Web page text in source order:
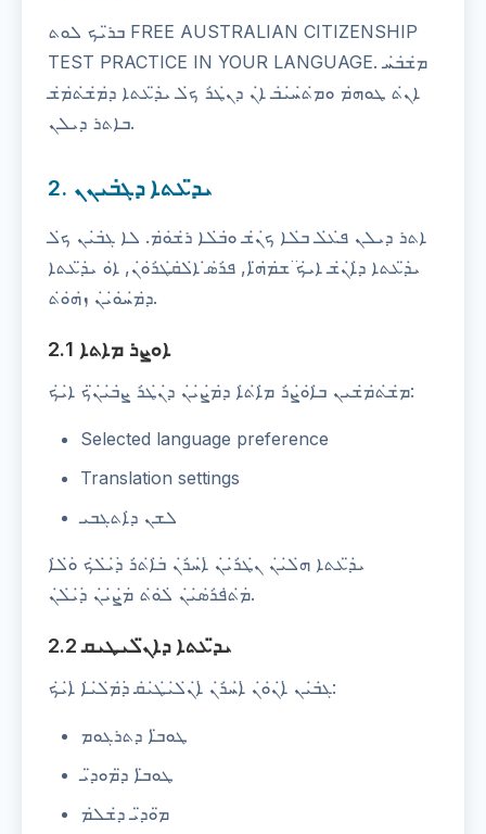
ܒܪ̈ܝܟ ܠܘܬ FREE AUSTRALIAN CITIZENSHIP
TEST PRACTICE IN YOUR LANGUAGE. ܡ̇ܫ̇ܒ̇ܚ
ܐܢ̇ܬ ܛܘܗ̇ܡ ܘܡ̇ܬ̇ܚ̇ܝ̇ܒ ܐ̇ܢ ܕܢ̇ܛ̇ܪ ܟ̇ܠ ܝ̇ܕ̈ܥܬܐ ܕ̇ܡ̇ܫ̇ܬ̇ܡ̇ܫ
ܒܐܬܪ ܕܝܠܢ.
2. ܝܕ̈ܥܬܐ ܕܓ̇ܒܝܢܢ
ܐܬܪ ܕܝܠܢ ܦ̇ܥ̇ܠ ܒ̇ܠܐ ܟ̇ܢ̇ܫ ܘ̇ܒ̇ܠܐ ܪ̇ܫ̇ܘ̇ܡ. ܠܐ ܓ̇ܒ̇ܝܢ ܟ̇ܠ
ܝ̇ܕ̈ܥܬܐ ܕ̇ܐ̇ܢ̇ܫ ܐܝ̇ܟ ̈ܫ̇ܡ̇ܗ̈ܐ, ܦ̇ܪ̇ܣ̇ ܐ̇ܠ̇ܩ̇ܛ̇ܪ̇ܘ̇ܢ, ܐ̇ܘ ܝ̇ܕ̈ܥܬܐ
ܕ̇ܡ̇ܚ̇ܘ̇ܝ̇ܢ ܙ̇ܗ̇ܘ̇ܬ.
2.1 ܐܘܨܪ ܡܐܬܐ
ܡ̇ܫ̇ܬ̇ܡ̇ܫܝܢ ܒ̇ܐ̇ܘ̇ܨ̇ܪ ܡ̇ܐ̇ܬ̇ܐ ܕ̇ܡ̇ܨ̇ܝ̇ܢ ܕ̇ܢ̇ܛ̇ܪ ܨ̇ܒ̇ܝ̇ܢ̈ܟ ܐ̇ܝ̇ܟ:
Selected language preference
Translation settings
ܠܫܢ ܕ̇ܐܬܓܒܝ
ܝ̇ܕ̈ܥܬܐ ܗ̇ܠ̇ܝ̇ܢ ܢ̇ܛ̇ܪ̇ܝ̇ܢ ̇ܐ̇ܚ̇ܪ̇ܢ ̇ܒ̇ܐ̇ܬ̇ܪ ̇ܕ̇ܝ̇ܠ̇ܟ ̇ܘ̇ܠ̇ܐ
̇ܡ̇ܬ̇ܦ̇ܪ̇ܣ̇ܝ̇ܢ ̇ܠ̇ܘ̇ܬ ̇ܡ̇ܨ̇ܝ̇ܢ ̇ܕ̇ܝ̇ܠ̇ܢ.
2.2 ܝܕ̈ܥܬܐ ܕܐܢ̈ܠܝܛܝܩ
ܓ̇ܒ̇ܝܢ ̇ܐ̇ܢ̇ܘ̇ܢ ̇ܐ̇ܚ̇ܪ̇ܢ ̇ܐ̇ܢ̇ܠ̇ܝ̇ܛ̇ܝ̇ܩ ̇ܕ̇ܡ̇ܠ̇ܝ̇ܐ ̇ܐ̇ܝ̇ܟ:
ܛܘܒ̈ܐ ܕܬܪܓܘܡ
ܛܘܒ̈ܐ ܕ̈ܡܘܕ̈ܝ
ܡ̈ܘܕ̈ܝ ܕ̇ܫܠ̇ܡ